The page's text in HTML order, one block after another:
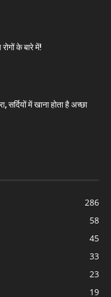
के बारे में!
सर्दियों में खाना होता है अच्छा
286
58
45
33
23
19